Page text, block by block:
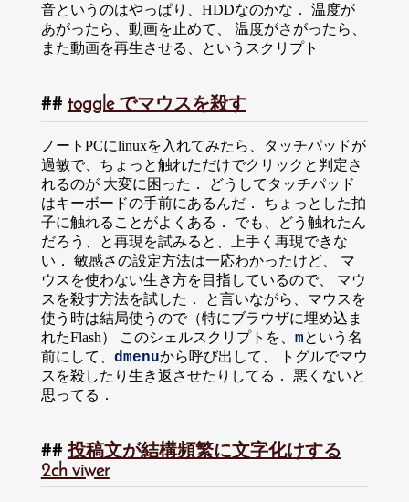
音というのはやっぱり、HDDなのかな． 温度が
あがったら、動画を止めて、 温度がさがったら、
また動画を再生させる、というスクリプト
toggle でマウスを殺す
ノートPCにlinuxを入れてみたら、タッチパッドが
過敏で、ちょっと触れただけでクリックと判定さ
れるのが 大変に困った． どうしてタッチパッド
はキーボードの手前にあるんだ． ちょっとした拍
子に触れることがよくある． でも、どう触れたん
だろう、と再現を試みると、上手く再現できな
い． 敏感さの設定方法は一応わかったけど、 マ
ウスを使わない生き方を目指しているので、 マウ
スを殺す方法を試した． と言いながら、マウスを
使う時は結局使うので（特にブラウザに埋め込ま
れたFlash） このシェルスクリプトを、 mという名
前にして、 dmenuから呼び出して、 トグルでマウ
スを殺したり生き返させたりしてる． 悪くないと
思ってる．
投稿文が結構頻繁に文字化けする
2ch viwer